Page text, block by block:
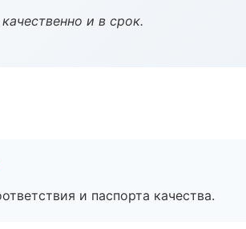
и в срок.
и паспорта качества.